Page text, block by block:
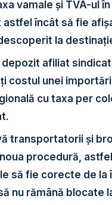
vamale și TVA-ul
astfel încât să fie
la
depozit afiliat
costul unei
cu taxa per
transportatorii și
procedură,
să fie corecte de la
nu rămână blocate